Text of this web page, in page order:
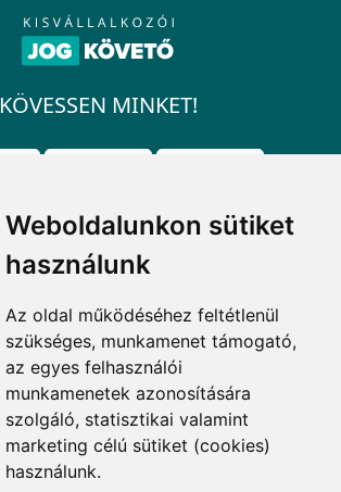
Weboldalunkon sütiket
használunk
Az oldal működéséhez feltétlenül
szükséges, munkamenet támogató,
az egyes felhasználói
munkamenetek azonosítására
szolgáló, statisztikai valamint
marketing célú sütiket (cookies)
használunk.
KÖVESSEN MINKET!
ELÉRHETŐSÉGEK
+36 1 880 7600
info@mprx.hu